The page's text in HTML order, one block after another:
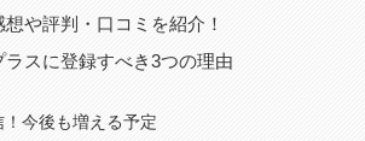
や評判・口コミを紹介！
スに登録すべき3つの理由
今後も増える予定